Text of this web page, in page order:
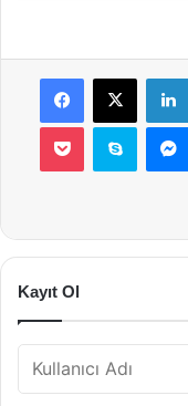
Facebook
X
Pocket Skype
Kayıt Ol